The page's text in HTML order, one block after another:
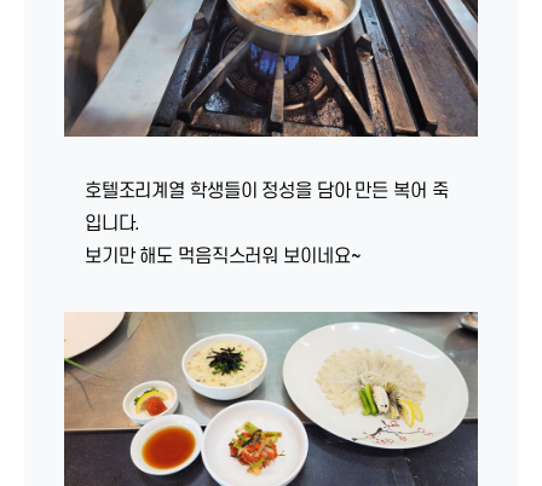
호텔조리계열 학생들이 정성을 담아 만든 복어 죽
입니다.
보기만 해도 먹음직스러워 보이네요~